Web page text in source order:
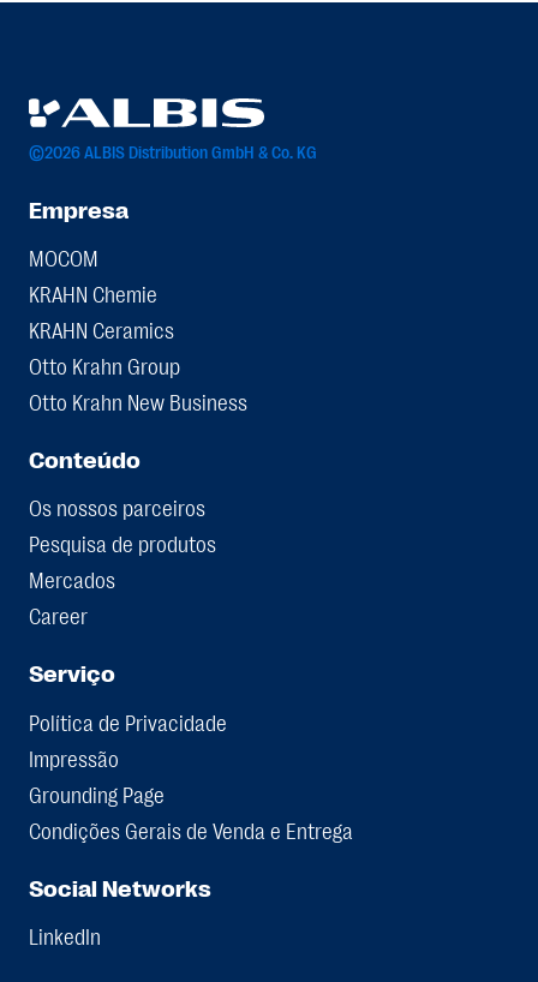
©2026 ALBIS Distribution GmbH & Co. KG
Empresa
MOCOM
KRAHN Chemie
KRAHN Ceramics
Otto Krahn Group
Otto Krahn New Business
Conteúdo
Os nossos parceiros
Pesquisa de produtos
Mercados
Career
Serviço
Política de Privacidade
Impressão
Grounding Page
Condições Gerais de Venda e Entrega
Social Networks
LinkedIn